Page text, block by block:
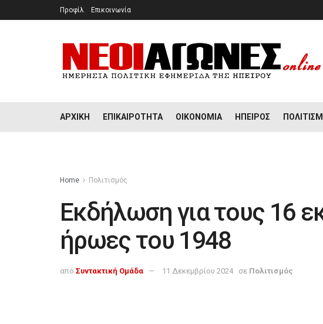
Προφίλ Επικοινωνία
ΑΡΧΙΚΉ ΕΠΙΚΑΙΡΌΤΗΤΑ ΟΙΚΟΝΟΜΊΑ ΉΠΕΙΡΟΣ
Home Πολιτισμός
Εκδήλωση για τους 16
ήρωες του 1948
από Συντακτική Ομάδα 11 Δεκεμβρίου 2024 σε Πολιτισμός